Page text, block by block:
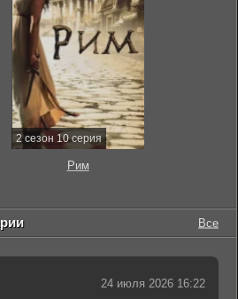
2 сезон 10 серия
Рим
Все
24 июля 2026 16:22